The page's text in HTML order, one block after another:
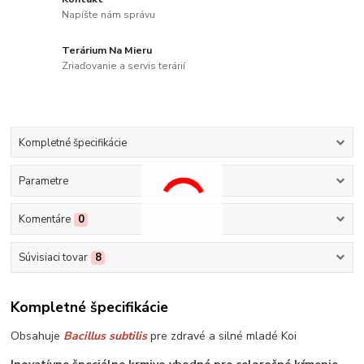
Napíšte nám správu
Terárium Na Mieru
Zriaďovanie a servis terárií
Kompletné špecifikácie
Parametre
Komentáre 0
Súvisiaci tovar 8
Kompletné špecifikácie
Obsahuje Bacillus subtilispre zdravé a silné mladé Koi